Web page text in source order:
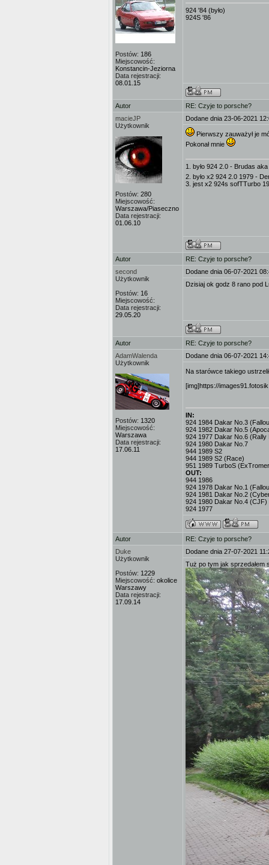
Postów: 186
Miejscowość:
Konstancin-Jeziorna
Data rejestracji:
08.01.15
924 '84 (było)
924S '86
Autor
RE: Czyje to porsche?
macieJP
Użytkownik
Postów: 280
Miejscowość:
Warszawa/Piaseczno
Data rejestracji:
01.06.10
Dodane dnia 23-06-2021
Pierwszy zauważył je
Pokonał mnie
1. było 924 2.0 - Brudas
2. było x2 924 2.0 1979 -
3. jest x2 924s sofTTurbo
Autor
RE: Czyje to porsche?
second
Użytkownik
Postów: 16
Miejscowość:
Data rejestracji:
29.05.20
Dodane dnia 06-07-2021
Dzisiaj ok godz 8 rano pod
Autor
RE: Czyje to porsche?
AdamWalenda
Użytkownik
Postów: 1320
Miejscowość:
Warszawa
Data rejestracji:
17.06.11
Dodane dnia 06-07-2021
Na starówce takiego
[img]https://
IN:
924 1984 Dakar No.3
924 1982 Dakar No.5
924 1977 Dakar No.6
924 1980 Dakar No.7
944 1989 S2
944 1989 S2 (Race)
951 1989 TurboS
OUT:
944 1986
924 1978 Dakar No.1
924 1981 Dakar No.2
924 1980 Dakar No.4 (CJF)
924 1977
Autor
RE: Czyje to porsche?
Duke
Użytkownik
Postów: 1229
Miejscowość: okolice
Warszawy
Data rejestracji:
17.09.14
Dodane dnia 27-07-2021
Tuż po tym jak sprzedałem